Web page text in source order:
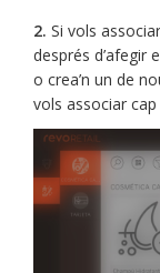
2. Si vols
després d’afegir
o crea’n un de
vols associar